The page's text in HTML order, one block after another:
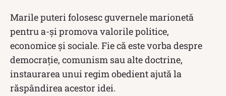
Marile puteri folosesc guvernele marionetă
pentru a-și promova valorile politice,
economice și sociale. Fie că este vorba despre
democrație, comunism sau alte doctrine,
instaurarea unui regim obedient ajută la
răspândirea acestor idei.